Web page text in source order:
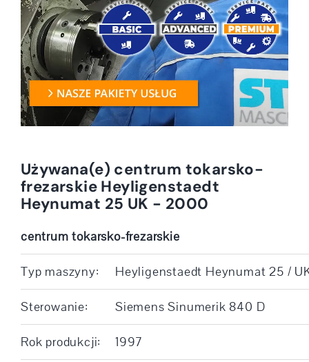
Używana(e) centrum tokarsko-
frezarskie Heyligenstaedt
Heynumat 25 UK - 2000
centrum tokarsko-frezarskie
Typ maszyny: Heyligenstaedt Heynumat 25 /
Sterowanie: Siemens Sinumerik 840 D
Rok produkcji: 1997